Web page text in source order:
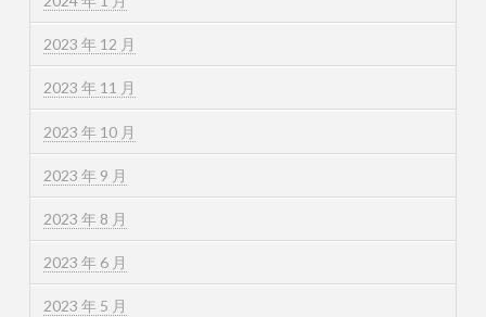
2023 年 12 月
2023 年 11 月
2023 年 10 月
2023 年 9 月
2023 年 8 月
2023 年 6 月
2023 年 5 月